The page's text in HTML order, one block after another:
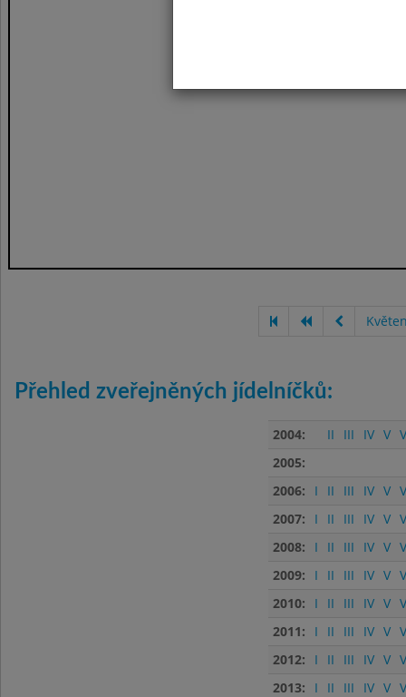
Přehled zveřejněných jídelníčků:
2004: II III IV V
2005:
2006:
I II III IV V
2007:
I II III IV V
2008:
I II III IV V
2009:
I II III IV V
2010:
I II III IV V
2011:
I II III IV V
2012:
I II III IV V
2013:
I II III IV V